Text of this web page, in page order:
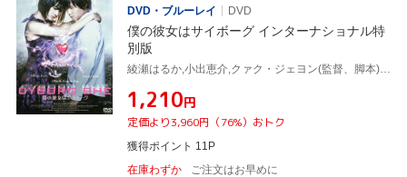
DVD・ブルーレイ
DVD
僕の彼女はサイボーグ インターナショナル特
別版
綾瀬はるか,小出恵介,クァク・ジェヨン(監督、脚本),大坪直樹(音楽)
¥1,210円
定価より3,960円（76%）おトク
獲得ポイント 11P
在庫わずか
ご注文はお早めに